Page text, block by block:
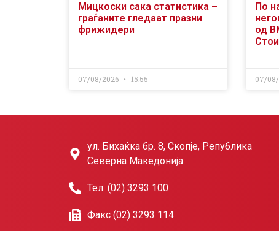
Мицкоски сака статистика –
граѓаните гледаат празни
фрижидери
07/08/2026 15:55
По
од
07/
ул. Бихаќка бр. 8, Скопје, Република
Северна Македонија
Тел. (02) 3293 100
Факс (02) 3293 114